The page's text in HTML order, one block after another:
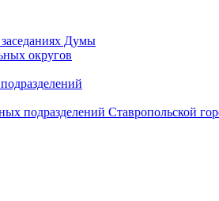
Думы
округов
подразделений Ставропольской